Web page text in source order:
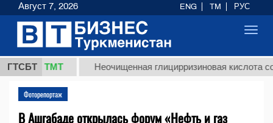
ГТСБТ
ТМТ Неочищенная глицирризиновая кислота
Фоторепортаж
В Ашгабаде открылась форум «Нефть и газ
Август 7, 2026 ENG TM РУС